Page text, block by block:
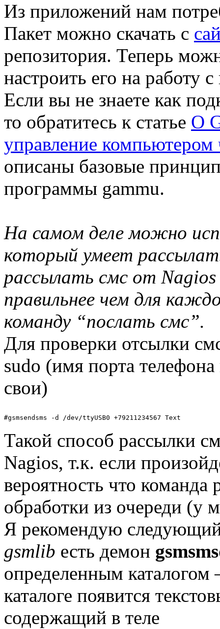
Из приложений нам
Пакет можно скачать с
репозитория. Теперь
настроить его на работу
Если вы не знаете как
то обратитесь к статье О
управление компьютером
описаны базовые
программы gammu.
На самом деле можно
который умеет
рассылать смс от
правильнее чем для
команду “послать смс”.
Для проверки отсылки
sudo (имя порта
свои)
Такой способ рассылки
Nagios, т.к. если
вероятность что команда
обработки из очереди (у
Я рекомендую следующий
gsmlib есть демон
определенным каталогом
каталоге появится
содержащий в теле